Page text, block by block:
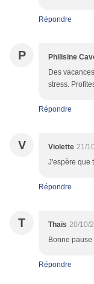
Répondre
P Philisine
Des
stress.
Répondre
V Violette 21/
J'espère que
Répondre
T Thaïs 20/10/
Bonne pause
Répondre